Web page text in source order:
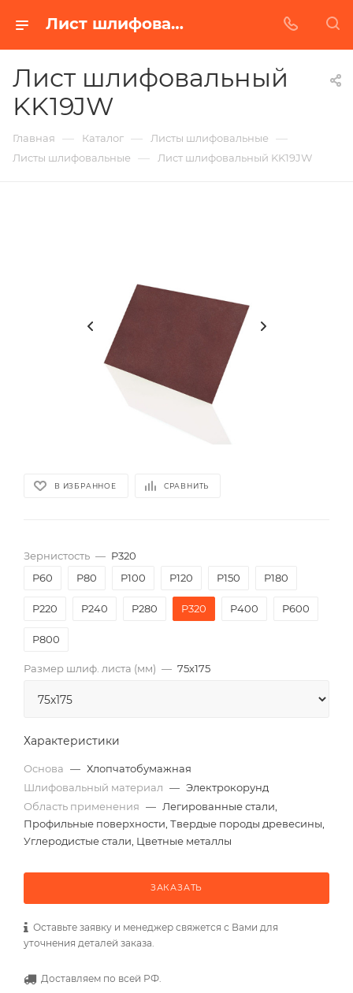
Лист шлифовальный KK19JW в Белгороде | Купить по недорогой цене от Абразивного Завода
Лист шлифовальный
KK19JW
Главная — Каталог — Листы шлифовальные —
Листы шлифовальные — Лист шлифовальный KK19JW
В ИЗБРАННОЕ СРАВНИТЬ
Зернистость — P320
P60
P80 P100 P120 P150 P180
P220 P240 P280 P320 P400 P600
P800
Размер шлиф. листа (мм) — 75х175
Характеристики
Основа — Хлопчатобумажная
Шлифовальный материал — Электрокорунд
Область применения — Легированные стали,
Профильные поверхности, Твердые породы древесины,
Углеродистые стали, Цветные металлы
ЗАКАЗАТЬ
Оставьте заявку и менеджер свяжется с Вами для
уточнения деталей заказа.
Доставляем по всей РФ.